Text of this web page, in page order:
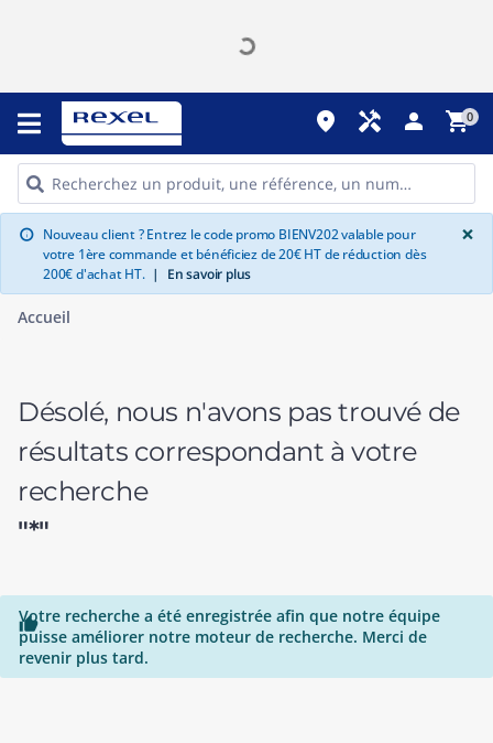
place handyman person shopping_cart0
info Nouveau client ? Entrez le code promo BIENV202 valable pour
votre 1ère commande et bénéficiez de 20€ HT de réduction dès
200€ d'achat HT. | En savoir plus
×
Accueil
Désolé, nous n'avons pas trouvé de
résultats correspondant à votre
recherche
"*"

Votre recherche a été enregistrée afin que notre équipe
puisse améliorer notre moteur de recherche. Merci de
revenir plus tard.